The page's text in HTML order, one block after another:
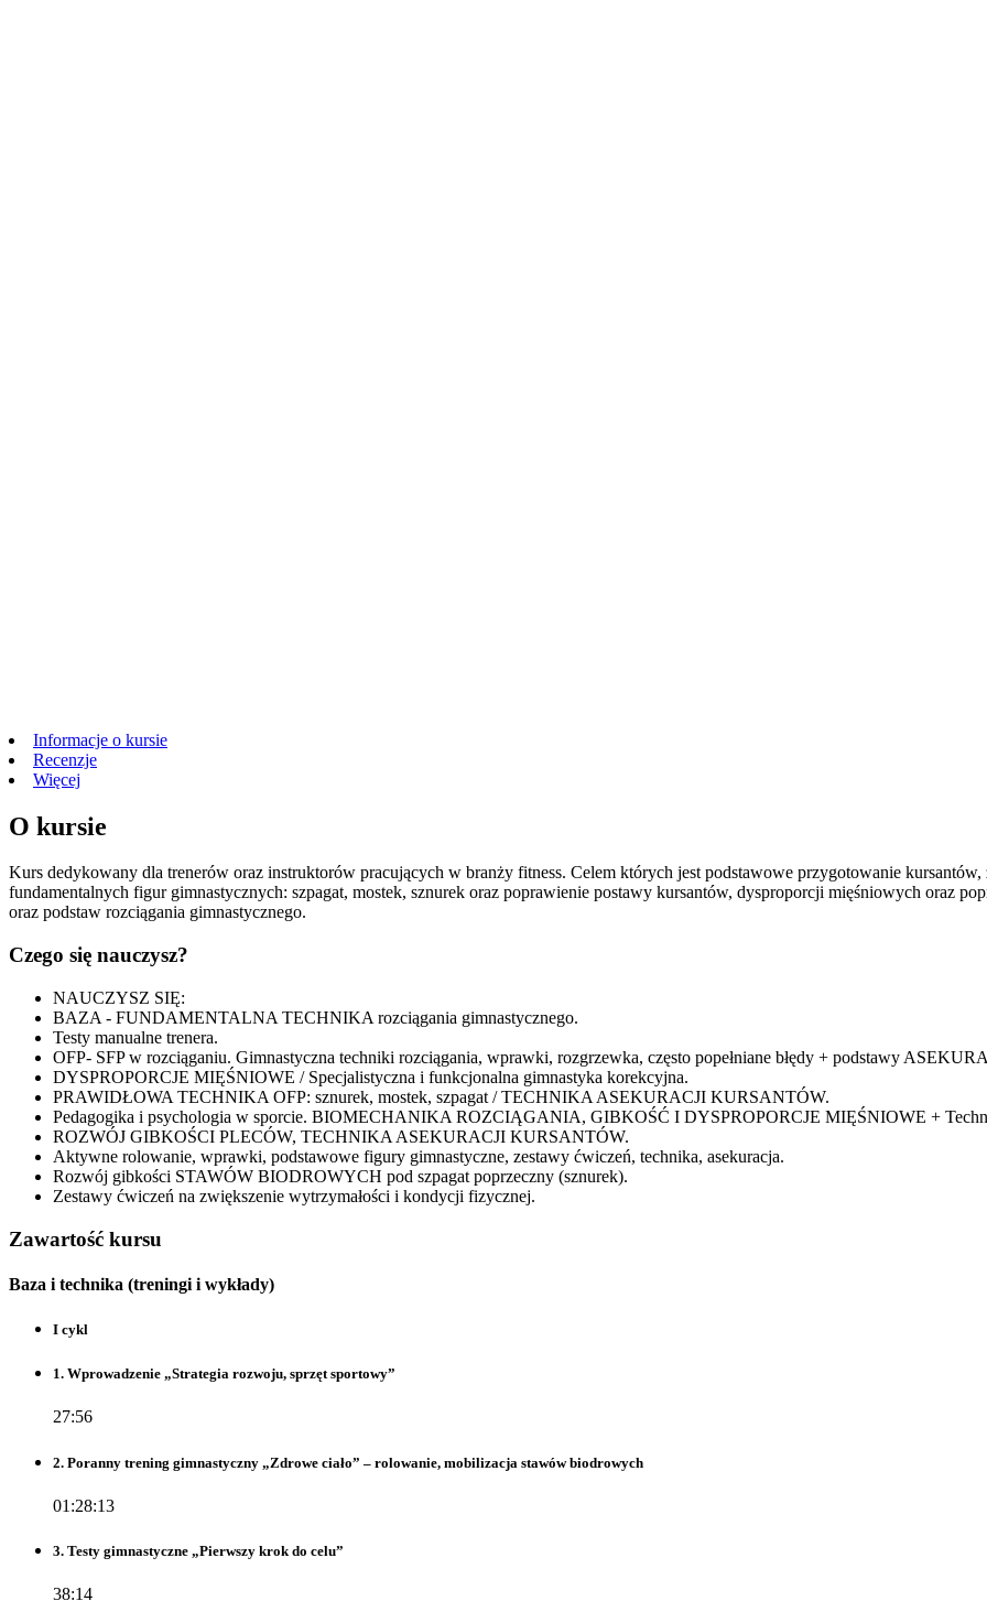
Informacje o kursie
Recenzje
Więcej
O kursie
Kurs dedykowany dla trenerów oraz instruktorów pracujących w branży fitness. Celem których jest podstawowe przygotowanie
fundamentalnych figur gimnastycznych: szpagat, mostek, sznurek oraz poprawienie postawy kursantów, dysproporcji mięśniowych oraz
oraz podstaw rozciągania gimnastycznego.
Czego się nauczysz?
NAUCZYSZ SIĘ:
BAZA - FUNDAMENTALNA TECHNIKA rozciągania gimnastycznego.
Testy manualne trenera.
OFP- SFP w rozciąganiu. Gimnastyczna techniki rozciągania, wprawki, rozgrzewka, często popełniane błędy + podstawy
DYSPROPORCJE MIĘŚNIOWE / Specjalistyczna i funkcjonalna gimnastyka korekcyjna.
PRAWIDŁOWA TECHNIKA OFP: sznurek, mostek, szpagat / TECHNIKA ASEKURACJI KURSANTÓW.
Pedagogika i psychologia w sporcie. BIOMECHANIKA ROZCIĄGANIA, GIBKOŚĆ I DYSPROPORCJE MIĘŚNIOWE +
ROZWÓJ GIBKOŚCI PLECÓW, TECHNIKA ASEKURACJI KURSANTÓW.
Aktywne rolowanie, wprawki, podstawowe figury gimnastyczne, zestawy ćwiczeń, technika, asekuracja.
Rozwój gibkości STAWÓW BIODROWYCH pod szpagat poprzeczny (sznurek).
Zestawy ćwiczeń na zwiększenie wytrzymałości i kondycji fizycznej.
Zawartość kursu
Baza i technika (treningi i wykłady)
I cykl
1. Wprowadzenie „Strategia rozwoju, sprzęt sportowy”
27:56
2. Poranny trening gimnastyczny „Zdrowe ciało” – rolowanie, mobilizacja stawów biodrowych
01:28:13
3. Testy gimnastyczne „Pierwszy krok do celu”
38:14